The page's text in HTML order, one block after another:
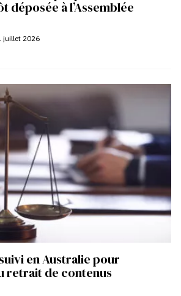
déposée à l’Assemblée
juillet 2026
en Australie pour
retrait de contenus